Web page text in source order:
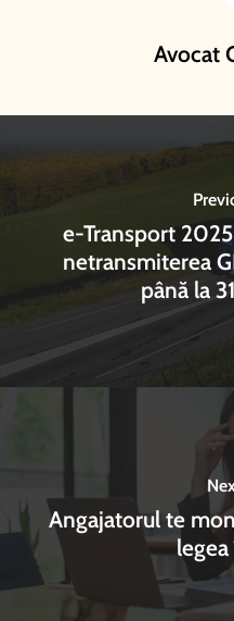
Avocat
e-Transport
netransmiterea
până la
Angajatorul te